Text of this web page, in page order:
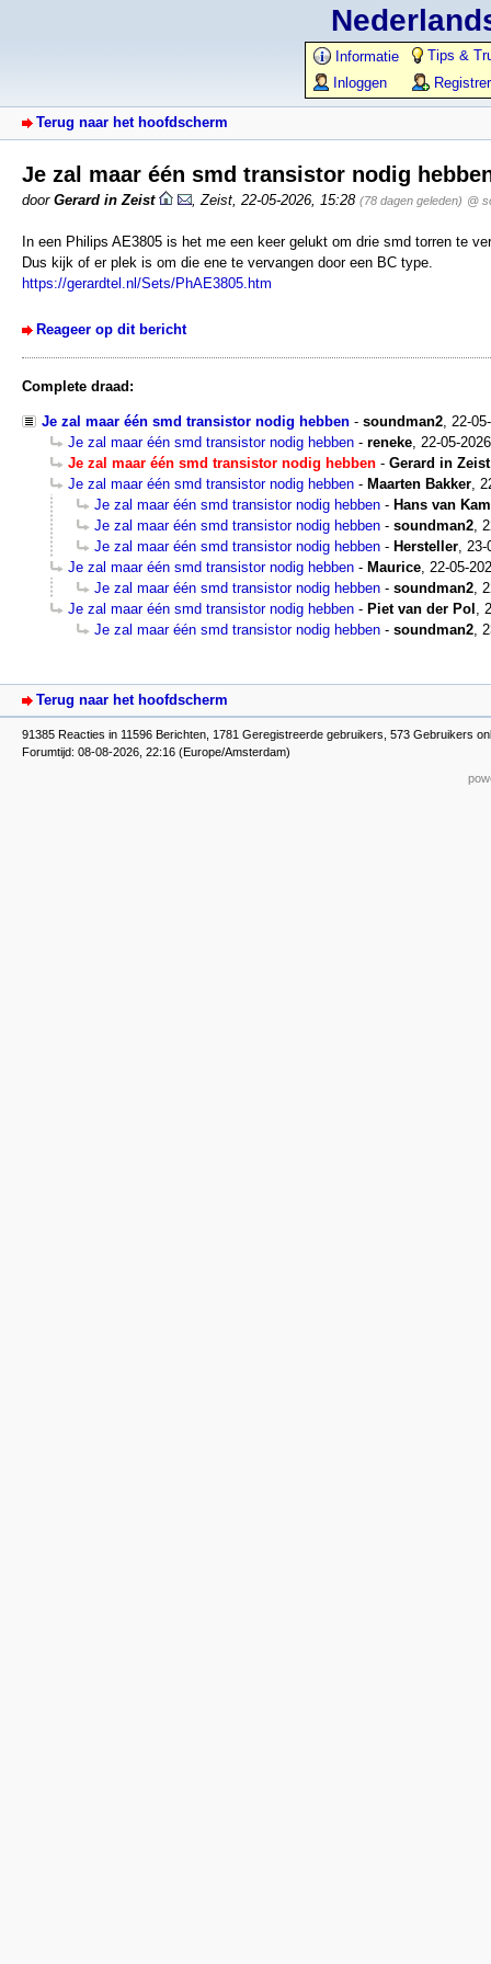
Informatie
Tips &
Inloggen
Terug naar het hoofdscherm
Je zal maar één smd transistor nodig
door Gerard in Zeist Zeist 22-05-2026, 15:28 (78 dagen geleden) @
In een Philips AE3805 is het me een keer gelukt om drie smd torren te
Dus kijk of er plek is om die ene te vervangen door een BC type.
https://gerardtel.nl/Sets/PhAE3805.htm
Reageer op dit bericht
Complete draad:
Je zal maar één smd transistor nodig hebben - soundman2 22-
Je zal maar één smd transistor nodig hebben - reneke 22-05-
Je zal maar één smd transistor nodig hebben - Gerard in Zeist
Je zal maar één smd transistor nodig hebben - Maarten Bakker
Je zal maar één smd transistor nodig hebben - Hans van
Je zal maar één smd transistor nodig hebben - soundman2
Je zal maar één smd transistor nodig hebben - Hersteller 23-
Je zal maar één smd transistor nodig hebben - Maurice 22-05-
Je zal maar één smd transistor nodig hebben - soundman2
Je zal maar één smd transistor nodig hebben - Piet van der Pol
Je zal maar één smd transistor nodig hebben - soundman2
Terug naar het hoofdscherm
91385 Reacties in 11596 Berichten, 1781 Geregistreerde gebruikers, 573 Gebruikers
Forumtijd: 08-08-2026, 22:16 (Europe/Amsterdam)